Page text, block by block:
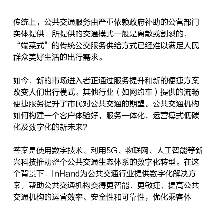
传统上，公共交通服务由严重依赖政府补助的公营部门
实体提供，所提供的交通模式一般是离散或割裂的，
“端菜式”的传统公交服务供给方式已经难以满足人民
群众美好生活的出行需求。
如今，新的市场进入者正通过服务提升和新的便捷方案
改变人们出行模式。其他行业（如网约车）提供的流畅
便捷服务提升了市民对公共交通的期望。公共交通机构
如何构建一个客户体验好，服务一体化，运营模式低碳
化及数字化的新未来？
答案是使用数字技术。利用5G、物联网、人工智能等新
兴科技推动整个公共交通生态体系的数字化转型。在这
个背景下，InHand为公共交通行业提供数字化解决方
案，帮助公共交通机构变得更智能、更敏捷，提高公共
交通机构的运营效率、安全性和可靠性，优化乘客体